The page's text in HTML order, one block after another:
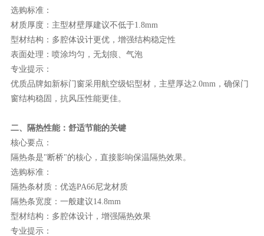
品牌资讯
新标铝业
选购标准：
材质厚度：主型材壁厚建议不低于1.8mm
型材结构：多腔体设计更优，增强结构稳定性
表面处理：喷涂均匀，无划痕、气泡
专业提示：
优质品牌如新标门窗采用航空级铝型材，主壁厚达2.0mm，确保门
窗结构稳固，抗风压性能更佳。
二、隔热性能：舒适节能的关键
核心要点：
隔热条是"断桥"的核心，直接影响保温隔热效果。
选购标准：
隔热条材质：优选PA66尼龙材质
隔热条宽度：一般建议14.8mm
型材结构：多腔体设计，增强隔热效果
专业提示：